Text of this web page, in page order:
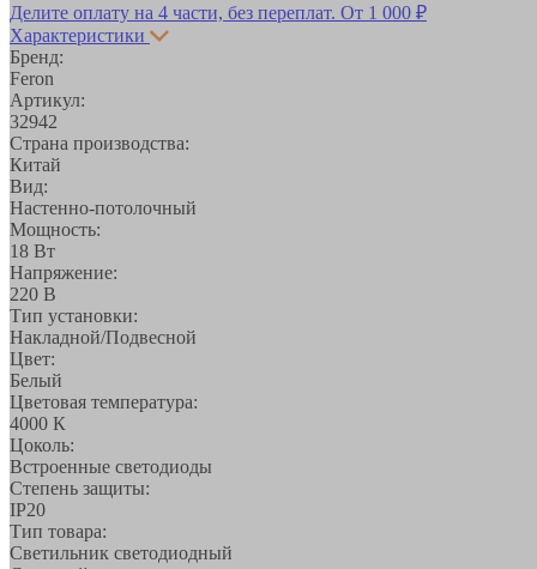
Делите оплату на 4 части, без переплат. От 1 000 ₽
Характеристики
Бренд:
Feron
Артикул:
32942
Страна производства:
Китай
Вид:
Настенно-потолочный
Мощность:
18 Вт
Напряжение:
220 В
Тип установки:
Накладной/Подвесной
Цвет:
Белый
Цветовая температура:
4000 К
Цоколь:
Встроенные светодиоды
Степень защиты:
IP20
Тип товара:
Светильник светодиодный